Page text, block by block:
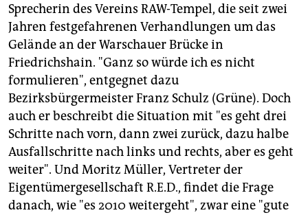
nord
wahrheit
verlag
verlag
veranstaltungen
shop
fragen & hilfe
unterstützen
Sprecherin des Vereins RAW-Tempel, die seit zwei
Jahren festgefahrenen Verhandlungen um das
Gelände an der Warschauer Brücke in
Friedrichshain. "Ganz so würde ich es nicht
formulieren", entgegnet dazu
Bezirksbürgermeister Franz Schulz (Grüne). Doch
auch er beschreibt die Situation mit "es geht drei
Schritte nach vorn, dann zwei zurück, dazu halbe
Ausfallschritte nach links und rechts, aber es geht
weiter". Und Moritz Müller, Vertreter der
Eigentümergesellschaft R.E.D., findet die Frage
danach, wie "es 2010 weitergeht", zwar eine "gute